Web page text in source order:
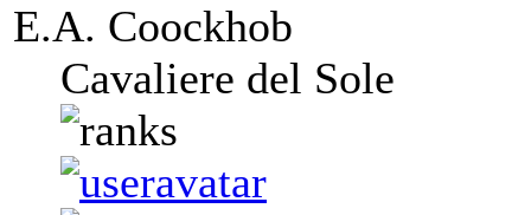
E.A. Coockhob
Cavaliere del Sole